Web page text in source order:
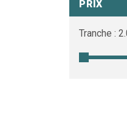
PRIX
Tranche :